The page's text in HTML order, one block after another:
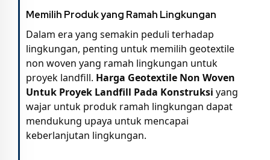
Memilih Produk yang Ramah Lingkungan
Dalam era yang semakin peduli terhadap
lingkungan, penting untuk memilih geotextile
non woven yang ramah lingkungan untuk
proyek landfill. Harga Geotextile Non Woven
Untuk Proyek Landfill Pada Konstruksi yang
wajar untuk produk ramah lingkungan dapat
mendukung upaya untuk mencapai
keberlanjutan lingkungan.